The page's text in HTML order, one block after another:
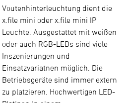
Voutenhinterleuchtung dient die
x.file mini oder x.file mini IP
Leuchte. Ausgestattet mit weißen
oder auch RGB-LEDs sind viele
Inszenierungen und
Einsatzvariatnen möglich. Die
Betriebsgeräte sind immer extern
zu platzieren. Hochwertigen LED-